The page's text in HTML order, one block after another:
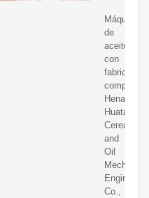
Máquina
de
aceite
con
fabricación
completa.
Henan
Huatai
Cereal
and
Oil
Co.,